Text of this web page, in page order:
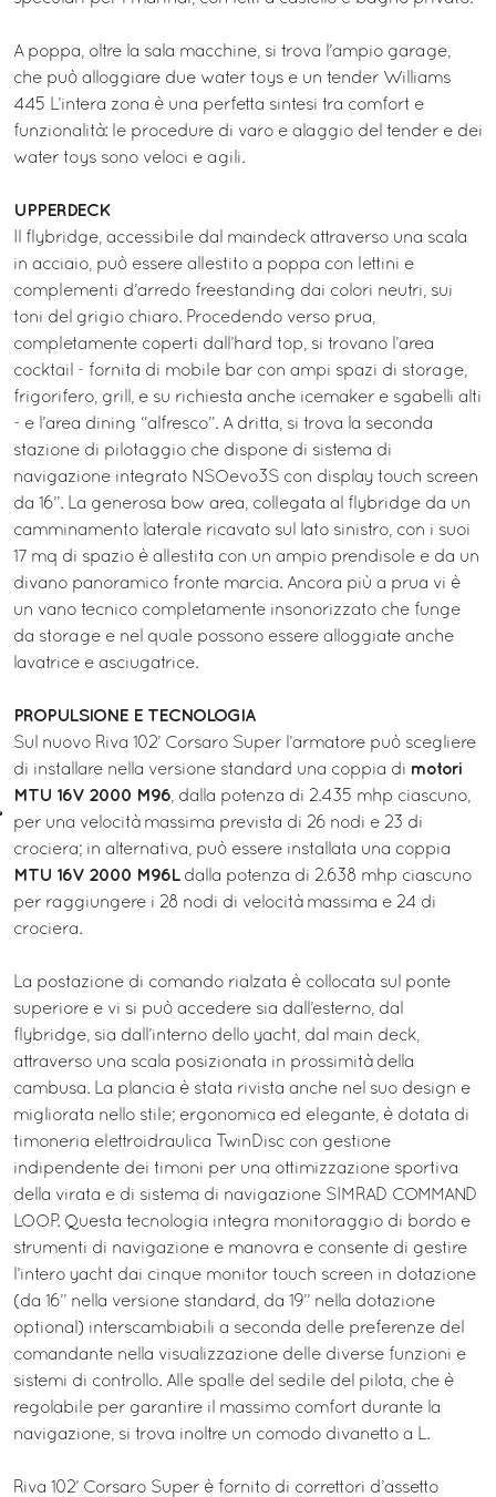
A poppa, oltre la sala macchine, si trova l’ampio garage,
che può alloggiare due water toys e un tender Williams
445 L’intera zona è una perfetta sintesi tra comfort e
funzionalità: le procedure di varo e alaggio del tender e dei
water toys sono veloci e agili.
UPPERDECK
Il flybridge, accessibile dal maindeck attraverso una scala
in acciaio, può essere allestito a poppa con lettini e
complementi d’arredo freestanding dai colori neutri, sui
toni del grigio chiaro. Procedendo verso prua,
completamente coperti dall’hard top, si trovano l’area
cocktail - fornita di mobile bar con ampi spazi di storage,
frigorifero, grill, e su richiesta anche icemaker e sgabelli alti
- e l’area dining “alfresco”. A dritta, si trova la seconda
stazione di pilotaggio che dispone di sistema di
navigazione integrato NSOevo3S con display touch screen
da 16’’. La generosa bow area, collegata al flybridge da un
camminamento laterale ricavato sul lato sinistro, con i suoi
17 mq di spazio è allestita con un ampio prendisole e da un
divano panoramico fronte marcia. Ancora più a prua vi è
un vano tecnico completamente insonorizzato che funge
da storage e nel quale possono essere alloggiate anche
lavatrice e asciugatrice.
PROPULSIONE E TECNOLOGIA
Sul nuovo Riva 102’ Corsaro Super l’armatore può scegliere
di installare nella versione standard una coppia di motori
MTU 16V 2000 M96 , dalla potenza di 2.435 mhp ciascuno,
per una velocità massima prevista di 26 nodi e 23 di
crociera; in alternativa, può essere installata una coppia
MTU 16V 2000 M96L dalla potenza di 2.638 mhp ciascuno
per raggiungere i 28 nodi di velocità massima e 24 di
crociera.
La postazione di comando rialzata è collocata sul ponte
superiore e vi si può accedere sia dall’esterno, dal
flybridge, sia dall’interno dello yacht, dal main deck,
attraverso una scala posizionata in prossimità della
cambusa. La plancia è stata rivista anche nel suo design e
migliorata nello stile; ergonomica ed elegante, è dotata di
timoneria elettroidraulica TwinDisc con gestione
indipendente dei timoni per una ottimizzazione sportiva
della virata e di sistema di navigazione SIMRAD COMMAND
LOOP. Questa tecnologia integra monitoraggio di bordo e
strumenti di navigazione e manovra e consente di gestire
l’intero yacht dai cinque monitor touch screen in dotazione
(da 16’’ nella versione standard, da 19’’ nella dotazione
optional) interscambiabili a seconda delle preferenze del
comandante nella visualizzazione delle diverse funzioni e
sistemi di controllo. Alle spalle del sedile del pilota, che è
regolabile per garantire il massimo comfort durante la
navigazione, si trova inoltre un comodo divanetto a L.
Riva 102’ Corsaro Super è fornito di correttori d’assetto